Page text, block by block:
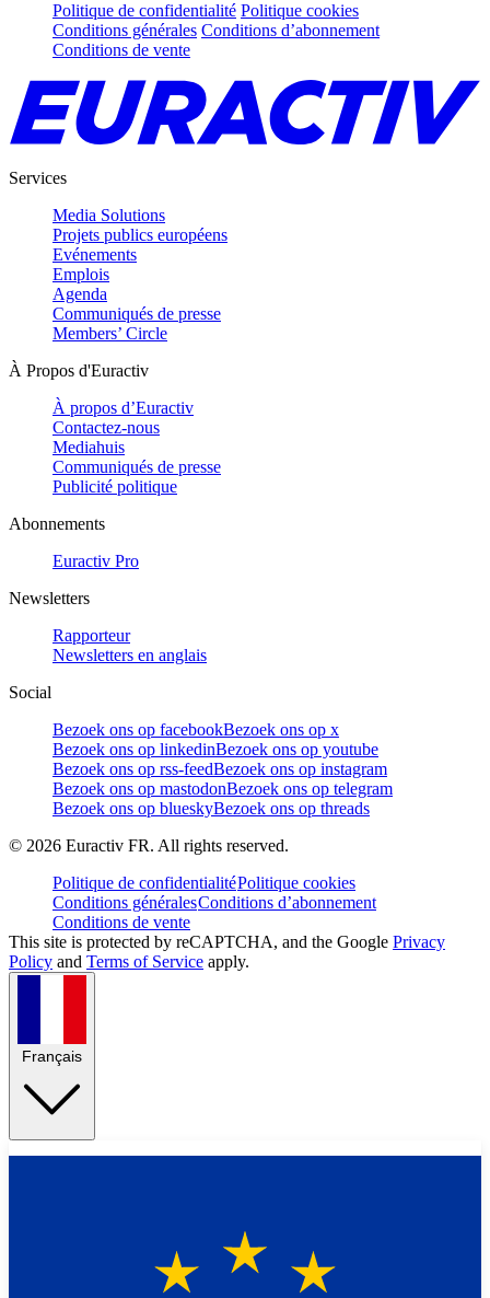
Politique de confidentialité Politique cookies
Conditions générales Conditions d’abonnement
Conditions de vente
Services
Media Solutions
Projets publics européens
Evénements
Emplois
Agenda
Communiqués de presse
Members’ Circle
À Propos d'Euractiv
À propos d’Euractiv
Contactez-nous
Mediahuis
Communiqués de presse
Publicité politique
Abonnements
Euractiv Pro
Newsletters
Rapporteur
Newsletters en anglais
Social
Bezoek ons op facebookBezoek ons op x
Bezoek ons op linkedinBezoek ons op youtube
Bezoek ons op rss-feedBezoek ons op instagram
Bezoek ons op mastodonBezoek ons op telegram
Bezoek ons op blueskyBezoek ons op threads
© 2026 Euractiv FR. All rights reserved.
Politique de confidentialitéPolitique cookies
Conditions généralesConditions d’abonnement
Conditions de vente
This site is protected by reCAPTCHA, and the Google Privacy
Policy and Terms of Service apply.
Français